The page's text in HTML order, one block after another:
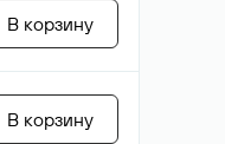
В корзину
В корзину